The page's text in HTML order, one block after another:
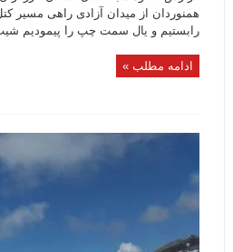
رابستیم و یال سمت چپ را پیمودیم
ادامه مطلب »